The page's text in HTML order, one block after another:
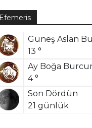
Efemeris
Güneş Aslan
13 °
Ay Boğa
4 °
Son Dördün
21 günlük